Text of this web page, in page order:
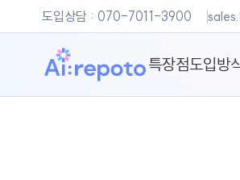
도입상담 : 070-7011-3900
특장점도입방